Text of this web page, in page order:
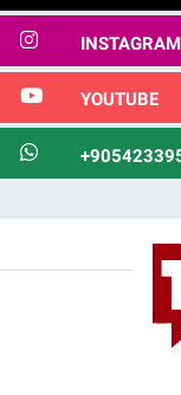
INSTAGRAM
YOUTUBE